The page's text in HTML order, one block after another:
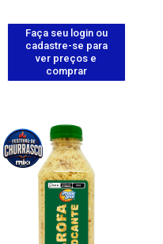
Faça seu login ou
cadastre-se para
ver preços e
comprar